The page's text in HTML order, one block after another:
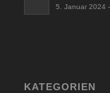
5. Januar 2024
KATEGORIEN